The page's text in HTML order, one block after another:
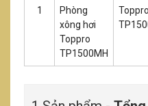
1
Phòng
xông hơi
Toppro
TP1500MH
Toppro